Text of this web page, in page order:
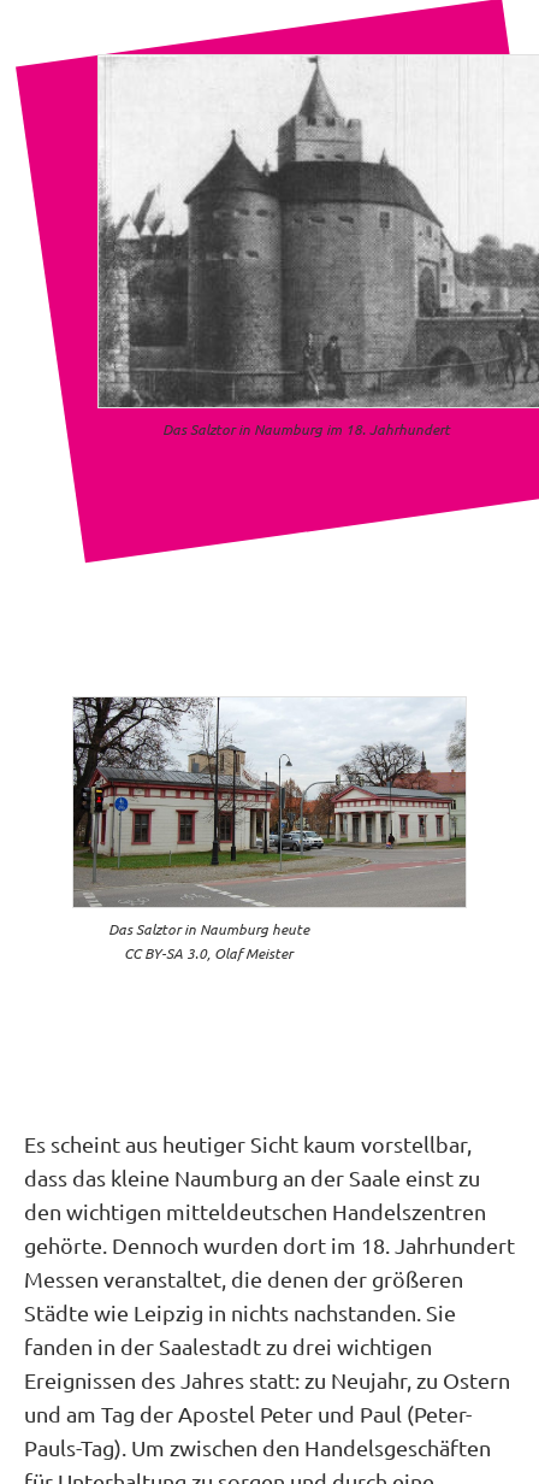
Das Salztor in Naumburg im 18. Jahrhundert
Das Salztor in Naumburg heute
CC BY-SA 3.0, Olaf Meister
Es scheint aus heutiger Sicht kaum vorstellbar,
dass das kleine Naumburg an der Saale einst zu
den wichtigen mitteldeutschen Handelszentren
gehörte. Dennoch wurden dort im 18. Jahrhundert
Messen veranstaltet, die denen der größeren
Städte wie Leipzig in nichts nachstanden. Sie
fanden in der Saalestadt zu drei wichtigen
Ereignissen des Jahres statt: zu Neujahr, zu Ostern
und am Tag der Apostel Peter und Paul (Peter-
Pauls-Tag). Um zwischen den Handelsgeschäften